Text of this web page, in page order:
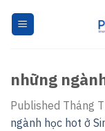
những
Published Tháng
ngành học hot ở